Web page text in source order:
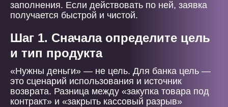
заполнения. Если действовать по ней, заявка
получается быстрой и чистой.
Шаг 1. Сначала определите цель
и тип продукта
«Нужны деньги» — не цель. Для банка цель —
это сценарий использования и источник
возврата. Разница между «закупка товара под
контракт» и «закрыть кассовый разрыв»